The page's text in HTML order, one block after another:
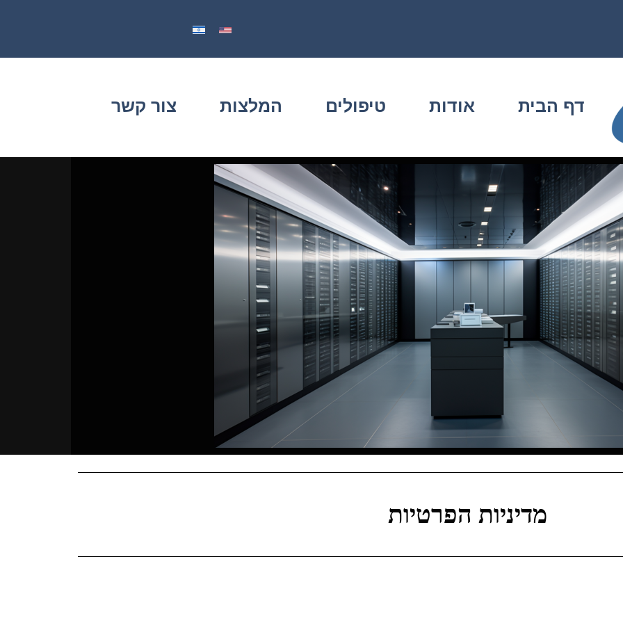
דף הבית אודות טיפולים המלצות צור קשר
מדיניות הפרטיות